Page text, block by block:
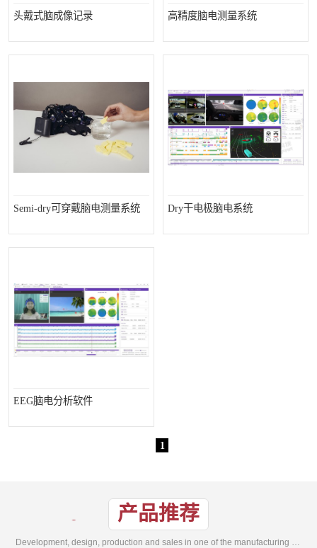
头戴式脑成像记录 高精度脑电测量系统
Semi-dry可穿戴脑电测量系统 Dry干电极脑电系统
EEG脑电分析软件
1
产品推荐
Development, design, production and sales in one of the manufacturing enterprises